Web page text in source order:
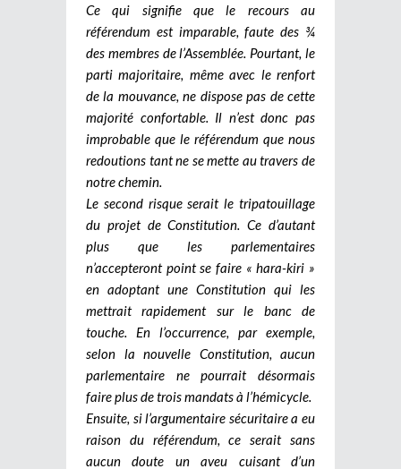
Ce qui signifie que le recours au
référendum est imparable, faute des ¾
des membres de l’Assemblée. Pourtant, le
parti majoritaire, même avec le renfort
de la mouvance, ne dispose pas de cette
majorité confortable. Il n’est donc pas
improbable que le référendum que nous
redoutions tant ne se mette au travers de
notre chemin.
Le second risque serait le tripatouillage
du projet de Constitution. Ce d’autant
plus que les parlementaires
n’accepteront point se faire « hara-kiri »
en adoptant une Constitution qui les
mettrait rapidement sur le banc de
touche. En l’occurrence, par exemple,
selon la nouvelle Constitution, aucun
parlementaire ne pourrait désormais
faire plus de trois mandats à l’hémicycle.
Ensuite, si l’argumentaire sécuritaire a eu
raison du référendum, ce serait sans
aucun doute un aveu cuisant d’un